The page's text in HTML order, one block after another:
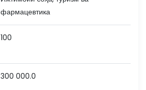
фармацевтика
100
300 000.0